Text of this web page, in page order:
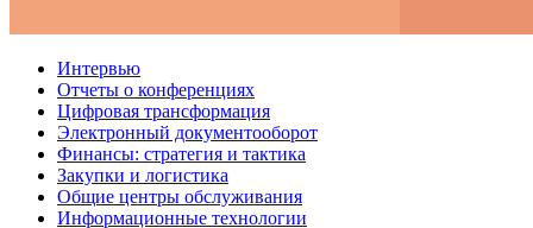
Интервью
Отчеты о конференциях
Цифровая трансформация
Электронный документооборот
Финансы: стратегия и тактика
Закупки и логистика
Общие центры обслуживания
Информационные технологии